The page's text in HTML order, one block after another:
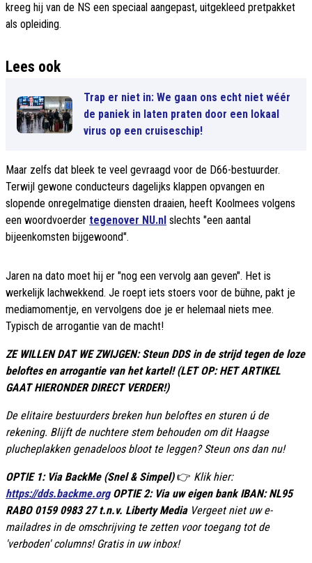
kreeg hij van de NS een speciaal aangepast, uitgekleed pretpakket
als opleiding.
Lees ook
Trap er niet in: We gaan ons echt niet wéér
de paniek in laten praten door een lokaal
virus op een cruiseschip!
Maar zelfs dat bleek te veel gevraagd voor de D66-bestuurder.
Terwijl gewone conducteurs dagelijks klappen opvangen en
slopende onregelmatige diensten draaien, heeft Koolmees volgens
een woordvoerder tegenover NU.nl slechts "een aantal
bijeenkomsten bijgewoond".
Jaren na dato moet hij er "nog een vervolg aan geven". Het is
werkelijk lachwekkend. Je roept iets stoers voor de bühne, pakt je
mediamomentje, en vervolgens doe je er helemaal niets mee.
Typisch de arrogantie van de macht!
ZE WILLEN DAT WE ZWIJGEN: Steun DDS in de strijd tegen de loze
beloftes en arrogantie van het kartel! (LET OP: HET ARTIKEL
GAAT HIERONDER DIRECT VERDER!)
De elitaire bestuurders breken hun beloftes en sturen ú de
rekening. Blijft de nuchtere stem behouden om dit Haagse
plucheplakken genadeloos bloot te leggen? Steun ons dan nu!
OPTIE 1: Via BackMe (Snel & Simpel)👉 Klik hier:
https://dds.backme.org OPTIE 2: Via uw eigen bank IBAN: NL95
RABO 0159 0983 27 t.n.v. Liberty Media Vergeet niet uw e-
mailadres in de omschrijving te zetten voor toegang tot de
'verboden' columns! Gratis in uw inbox!